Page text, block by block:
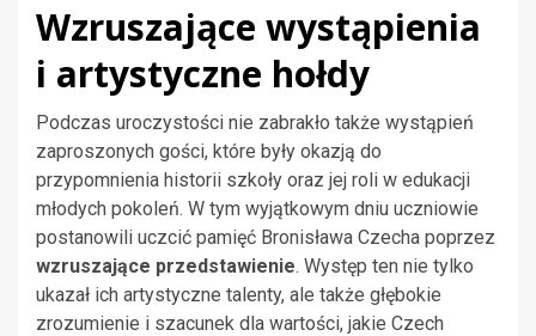
Wzruszające wystąpienia
i artystyczne hołdy
Podczas uroczystości nie zabrakło także wystąpień
zaproszonych gości, które były okazją do
przypomnienia historii szkoły oraz jej roli w edukacji
młodych pokoleń. W tym wyjątkowym dniu uczniowie
postanowili uczcić pamięć Bronisława Czecha poprzez
wzruszające przedstawienie. Występ ten nie tylko
ukazał ich artystyczne talenty, ale także głębokie
zrozumienie i szacunek dla wartości, jakie Czech